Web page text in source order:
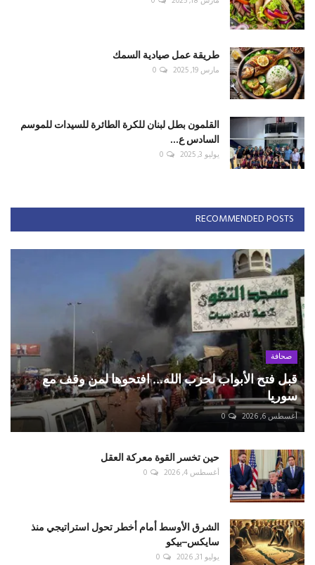
طريقة عمل صيادية السمك
مارس 19, 2025 0
القلمون بطل لبنان للكرة الطائرة للسيدات للموسم
السادس ع...
يوليو 3, 2025 0
RECOMMENDED POSTS
صحافة
قبل فتح الأبواب لحزب الله... افتحوها لمن وقف مع
سوريا
أغسطس 6, 2026 0
حين تخسر القوة معركة العقل
أغسطس 4, 2026 0
الشرق الأوسط أمام أخطر تحول استراتيجي منذ
سايكس–بيكو
يوليو 31, 2026 0